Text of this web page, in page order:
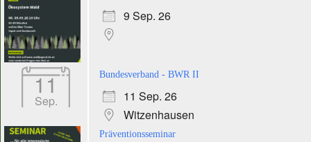
9 Sep. 26
11
Sep.
Bundesverband - BWR II
11 Sep. 26
Witzenhausen
Präventionsseminar